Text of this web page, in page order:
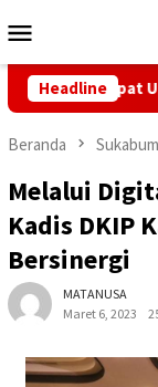
ke
Mobile
Headline
Upaya
Beranda
Melalui
Kadis DKIP
Bersinergi
MATANUSA
Maret 6, 2023